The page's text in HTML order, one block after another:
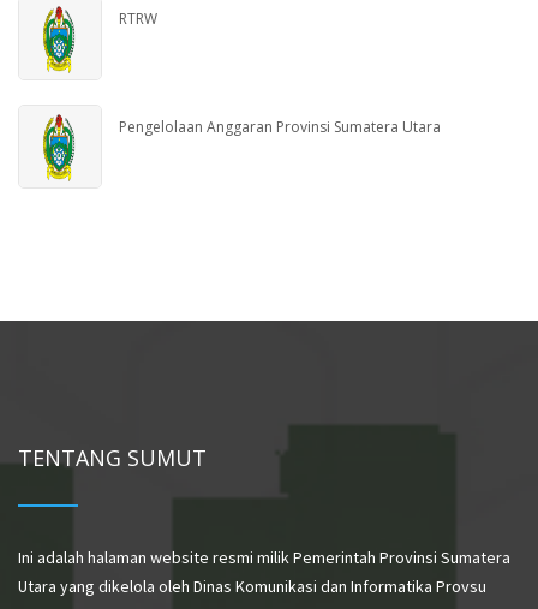
RTRW
Pengelolaan Anggaran Provinsi Sumatera Utara
TENTANG SUMUT
Ini adalah halaman website resmi milik Pemerintah Provinsi Sumatera
Utara yang dikelola oleh Dinas Komunikasi dan Informatika Provsu